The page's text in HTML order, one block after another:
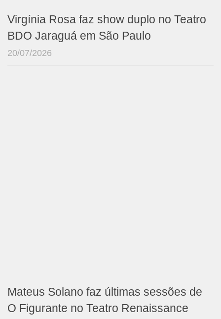
Virgínia Rosa faz show duplo no Teatro
BDO Jaraguá em São Paulo
20/07/2026
Mateus Solano faz últimas sessões de
O Figurante no Teatro Renaissance